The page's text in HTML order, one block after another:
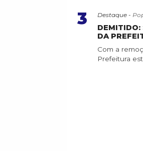
3 Destaque -
DEMITIDO:
DA
Com a
Prefeitura